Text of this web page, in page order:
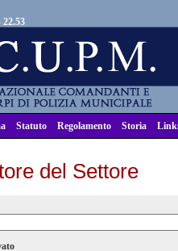
22.53
Statuto Regolamento Storia
del Settore